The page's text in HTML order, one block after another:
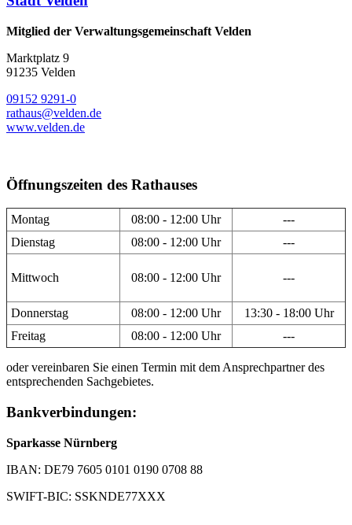
Mitglied der Verwaltungsgemeinschaft Velden
Marktplatz 9
91235 Velden
09152 9291-0
rathaus@velden.de
www.velden.de
Öffnungszeiten des Rathauses
Montag 08:00 - 12:00 Uhr
---
Dienstag
08:00 - 12:00 Uhr ---
Mittwoch 08:00 - 12:00 Uhr ---
Donnerstag 08:00 - 12:00 Uhr
13:30 - 18:00 Uhr
Freitag
08:00 - 12:00 Uhr ---
oder vereinbaren Sie einen Termin mit dem Ansprechpartner des
entsprechenden Sachgebietes.
Bankverbindungen:
Sparkasse Nürnberg
IBAN: DE79 7605 0101 0190 0708 88
SWIFT-BIC: SSKNDE77XXX